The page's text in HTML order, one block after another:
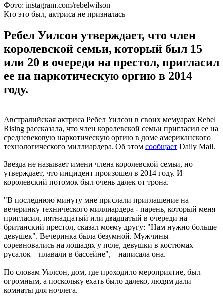
Фото: instagram.com/rebelwilson
Кто это был, актриса не призналась
Ребел Уилсон утверждает, что член
королевской семьи, который был 15
или 20 в очереди на престол, пригласил
ее на наркотическую оргию в 2014
году.
Австралийская актриса Ребел Уилсон в своих мемуарах Rebel
Rising рассказала, что член королевской семьи пригласил ее на
средневековую наркотическую оргию в доме американского
технологического миллиардера. Об этом сообщает Daily Mail.
Звезда не называет имени члена королевской семьи, но
утверждает, что инцидент произошел в 2014 году. И
королевский потомок был очень далек от трона.
"В последнюю минуту мне прислали приглашение на
вечеринку технического миллиардера - парень, который меня
пригласил, пятнадцатый или двадцатый в очереди на
британский престол, сказал моему другу: "Нам нужно больше
девушек". Вечеринка была безумной. Мужчины
соревновались на лошадях у поле, девушки в костюмах
русалок – плавали в бассейне", – написала она.
По словам Уилсон, дом, где проходило мероприятие, был
огромным, а поскольку ехать было далеко, людям дали
комнаты для ночлега.